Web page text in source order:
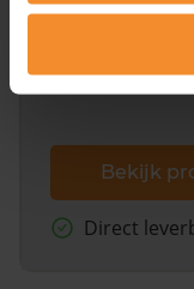
Een uitgebreid
dit inclusief de
Bekijk
Direct